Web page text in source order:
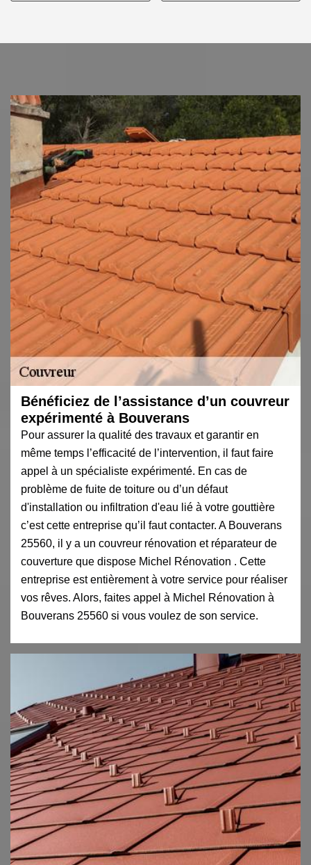
Bénéficiez de l’assistance d’un couvreur
expérimenté à Bouverans
Pour assurer la qualité des travaux et garantir en
même temps l’efficacité de l’intervention, il faut faire
appel à un spécialiste expérimenté. En cas de
problème de fuite de toiture ou d’un défaut
d'installation ou infiltration d'eau lié à votre gouttière
c’est cette entreprise qu’il faut contacter. A Bouverans
25560, il y a un couvreur rénovation et réparateur de
couverture que dispose Michel Rénovation . Cette
entreprise est entièrement à votre service pour réaliser
vos rêves. Alors, faites appel à Michel Rénovation à
Bouverans 25560 si vous voulez de son service.